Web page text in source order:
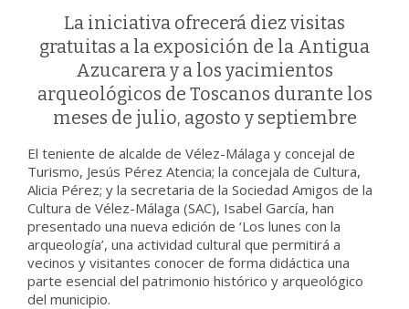
La iniciativa ofrecerá diez visitas
gratuitas a la exposición de la Antigua
Azucarera y a los yacimientos
arqueológicos de Toscanos durante los
meses de julio, agosto y septiembre
El teniente de alcalde de Vélez-Málaga y concejal de
Turismo, Jesús Pérez Atencia; la concejala de Cultura,
Alicia Pérez; y la secretaria de la Sociedad Amigos de la
Cultura de Vélez-Málaga (SAC), Isabel García, han
presentado una nueva edición de ‘Los lunes con la
arqueología’, una actividad cultural que permitirá a
vecinos y visitantes conocer de forma didáctica una
parte esencial del patrimonio histórico y arqueológico
del municipio.